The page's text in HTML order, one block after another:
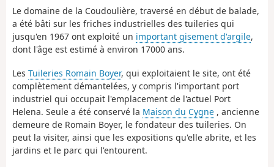
Le domaine de la Coudoulière, traversé en début de balade,
a été bâti sur les friches industrielles des tuileries qui
jusqu'en 1967 ont exploité un important gisement d'argile,
dont l'âge est estimé à environ 17000 ans.
Les Tuileries Romain Boyer, qui exploitaient le site, ont été
complètement démantelées, y compris l'important port
industriel qui occupait l'emplacement de l'actuel Port
Helena. Seule a été conservé la Maison du Cygne , ancienne
demeure de Romain Boyer, le fondateur des tuileries. On
peut la visiter, ainsi que les expositions qu'elle abrite, et les
jardins et le parc qui l'entourent.